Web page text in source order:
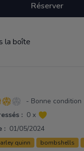
Réserver
la boîte
- Bonne condition
: 0 x
: 01/05/2024
quinn bombshells